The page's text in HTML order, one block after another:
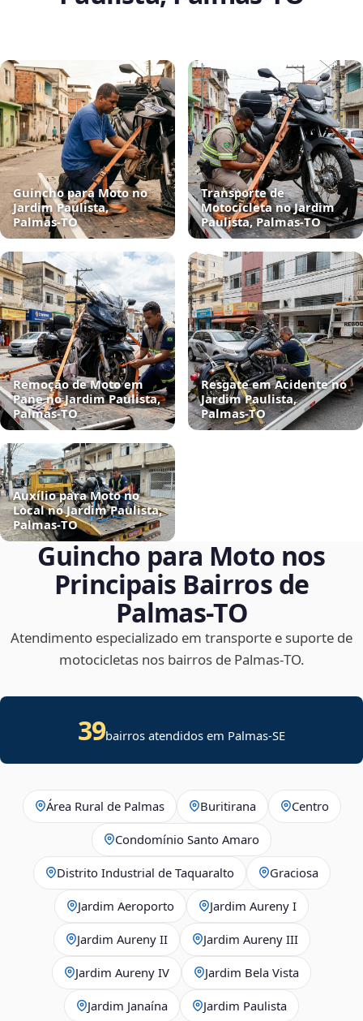
Guincho para Moto no
Jardim Paulista,
Palmas‑TO
Transporte de
Motocicleta no Jardim
Paulista, Palmas‑TO
Remoção de Moto em
Pane no Jardim Paulista,
Palmas‑TO
Resgate em Acidente no
Jardim Paulista,
Palmas‑TO
Auxílio para Moto no
Local no Jardim Paulista,
Palmas‑TO
Guincho para Moto nos
Principais Bairros de
Palmas‑TO
Atendimento especializado em transporte e suporte de
motocicletas nos bairros de Palmas‑TO.
39bairros atendidos em Palmas-SE
Área Rural de Palmas Buritirana Centro
Condomínio Santo Amaro
Distrito Industrial de Taquaralto Graciosa
Jardim Aeroporto Jardim Aureny I
Jardim Aureny II Jardim Aureny III
Jardim Aureny IV Jardim Bela Vista
Jardim Janaína Jardim Paulista